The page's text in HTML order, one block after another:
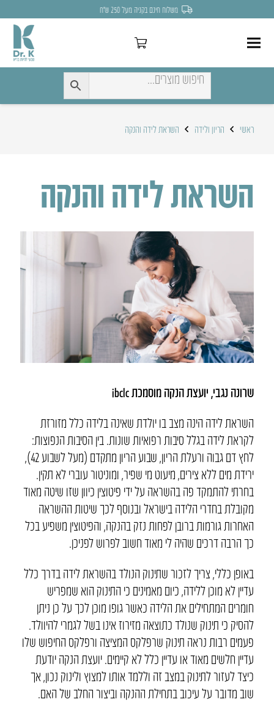
משלוח חינם בקניה מעל 250 ש״ח
ראשי הריון ולידה השראת לידה והנקה
השראת לידה והנקה
שרונה נגבי, יועצת הנקה מוסמכת ibclc
השראת לידה הינה מצב בו יולדת שאינה בלידה כלל מזורזת
לקראת לידה בגלל סיבות רפואיות שונות. בין הסיבות הנפוצות:
לחץ דם גבוה ורעלת הריון, שבוע הריון מתקדם (מעל לשבוע 42),
ירידת מים ללא צירים, מיעוט מי שפיר, ומוניטור עוברי לא תקין.
בחרתי להתמקד פה בהשראה על ידי פיטוצין כיוון שזו שיטה מאוד
מקובלת בחדרי הלידה בישראל ובנוסף לכך שיטות ההשראה
האחרות גורמות ברובן לפחות נזק בהנקה, והפיטוצין משפיע בכל
כך הרבה דרכים שהיה לי מאוד חשוב לפרוש לפניכן.
באופן כללי, צריך לזכור שתינוק הנולד בהשראת לידה בדרך כלל
עדיין לא מוכן ללידה, כיום מאמינים כי התינוק הוא שמפריש
חומרים המתחילים את הלידה כאשר גופו מוכן לכך על כן ניתן
להסיק כי תינוק שנולד כתוצאה מזירוז אינו בשל לגמרי להיוולד.
פעמים רבות נראה תינוק שרפלקס המציצה ורפלקס החיפוש שלו
עדיין חלשים מאוד או עדיין כלל לא קיימים. יועצת הנקה יודעת
כיצד לעזור לתינוק במצב זה וללמד אותו למצוץ ולינוק נכון, אך
שוב מדובר על עיכוב בתחילת ההנקה וביצור החלב של האם.